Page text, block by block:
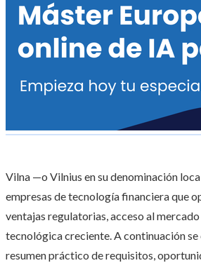
Vilna —o Vilnius en su denominación
empresas de tecnología financiera que
ventajas regulatorias, acceso al
tecnológica creciente. A continuación se
resumen práctico de requisitos,